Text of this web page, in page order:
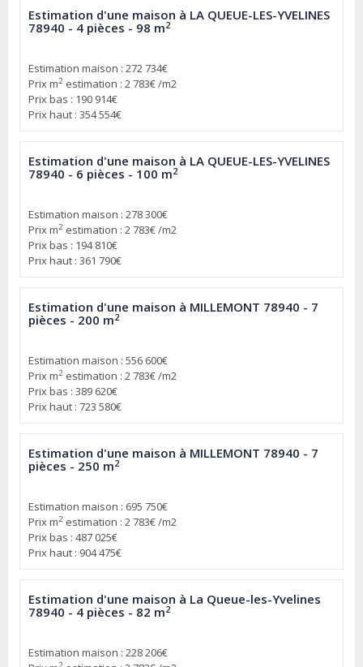
Estimation d'une maison à LA QUEUE-LES-YVELINES
78940 - 4 pièces - 98 m2
Estimation maison : 272 734€
Prix m2 estimation : 2 783€ /m2
Prix bas : 190 914€
Prix haut : 354 554€
Estimation d'une maison à LA QUEUE-LES-YVELINES
78940 - 6 pièces - 100 m2
Estimation maison : 278 300€
Prix m2 estimation : 2 783€ /m2
Prix bas : 194 810€
Prix haut : 361 790€
Estimation d'une maison à MILLEMONT 78940 - 7
pièces - 200 m2
Estimation maison : 556 600€
Prix m2 estimation : 2 783€ /m2
Prix bas : 389 620€
Prix haut : 723 580€
Estimation d'une maison à MILLEMONT 78940 - 7
pièces - 250 m2
Estimation maison : 695 750€
Prix m2 estimation : 2 783€ /m2
Prix bas : 487 025€
Prix haut : 904 475€
Estimation d'une maison à La Queue-les-Yvelines
78940 - 4 pièces - 82 m2
Estimation maison : 228 206€